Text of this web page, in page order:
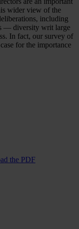
wider view of the
including
— diversity writ large
In fact, our survey of
for the importance
the PDF